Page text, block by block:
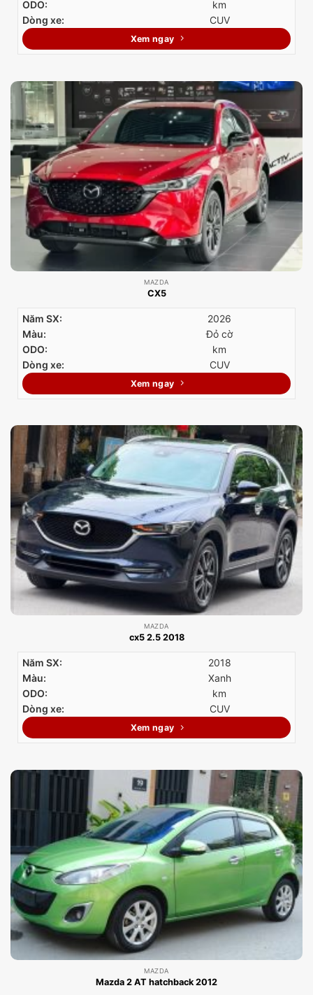
ODO:
km
Dòng xe:
CUV
Xem ngay
MAZDA
CX5
Năm SX:
2026
Màu:
Đỏ cờ
ODO:
km
Dòng xe:
CUV
Xem ngay
MAZDA
cx5 2.5 2018
Năm SX:
2018
Màu:
Xanh
ODO:
km
Dòng xe:
CUV
Xem ngay
MAZDA
Mazda 2 AT hatchback 2012